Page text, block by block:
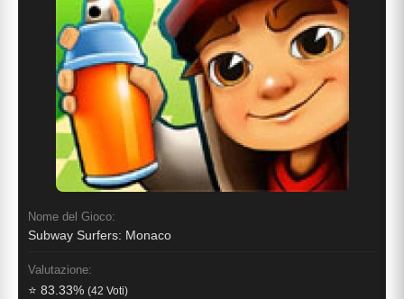
Nome del Gioco:
Subway Surfers: Monaco
Valutazione:
⭐ 83.33% (42 Voti)